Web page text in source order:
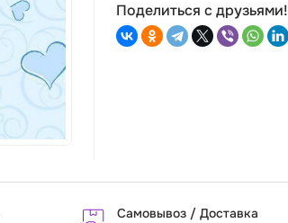
Поделиться с друзьями!
Самовывоз / Доставка